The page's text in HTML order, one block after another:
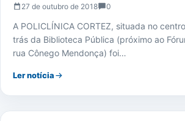
27 de outubro de 2018 0
A POLICLÍNICA CORTEZ, situada no
trás da Biblioteca Pública (próximo ao
rua Cônego Mendonça) foi…
Ler notícia
SAÚDE